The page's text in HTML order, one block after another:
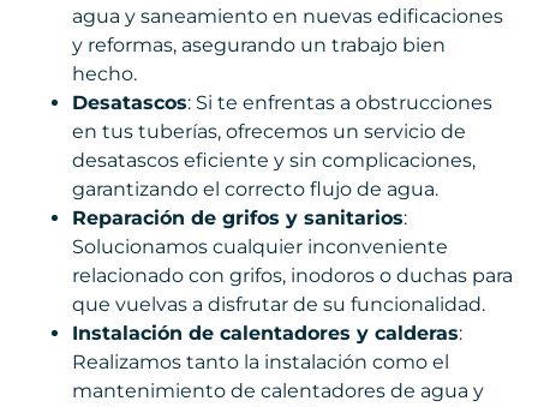
agua y saneamiento en nuevas edificaciones
y reformas, asegurando un trabajo bien
hecho.
Desatascos: Si te enfrentas a obstrucciones
en tus tuberías, ofrecemos un servicio de
desatascos eficiente y sin complicaciones,
garantizando el correcto flujo de agua.
Reparación de grifos y sanitarios:
Solucionamos cualquier inconveniente
relacionado con grifos, inodoros o duchas para
que vuelvas a disfrutar de su funcionalidad.
Instalación de calentadores y calderas:
Realizamos tanto la instalación como el
mantenimiento de calentadores de agua y